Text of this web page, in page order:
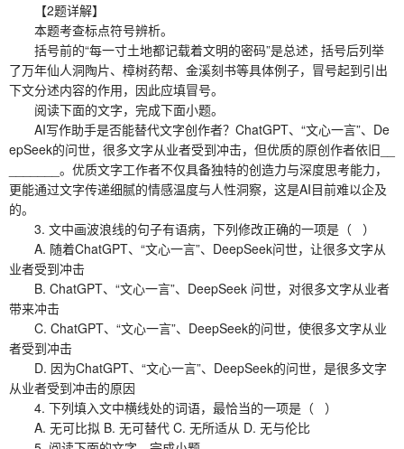
【2题详解】
本题考查标点符号辨析。
括号前的“每一寸土地都记载着文明的密码”是总述，括号后列举
了万年仙人洞陶片、樟树药帮、金溪刻书等具体例子，冒号起到引出
下文分述内容的作用，因此应填冒号。
阅读下面的文字，完成下面小题。
AI写作助手是否能替代文字创作者？ChatGPT、“文心一言”、De
epSeek的问世，很多文字从业者受到冲击，但优质的原创作者依旧__
_______。优质文字工作者不仅具备独特的创造力与深度思考能力，
更能通过文字传递细腻的情感温度与人性洞察，这是AI目前难以企及
的。
3. 文中画波浪线的句子有语病，下列修改正确的一项是（ ）
A. 随着ChatGPT、“文心一言”、DeepSeek问世，让很多文字从
业者受到冲击
B. ChatGPT、“文心一言”、DeepSeek 问世，对很多文字从业者
带来冲击
C. ChatGPT、“文心一言”、DeepSeek的问世，使很多文字从业
者受到冲击
D. 因为ChatGPT、“文心一言”、DeepSeek的问世，是很多文字
从业者受到冲击的原因
4. 下列填入文中横线处的词语，最恰当的一项是（ ）
A. 无可比拟 B. 无可替代 C. 无所适从 D. 无与伦比